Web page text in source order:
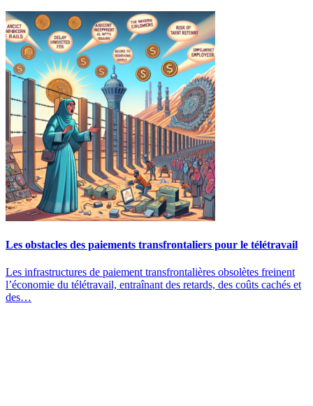
Les obstacles des paiements transfrontaliers pour le télétravail
Les infrastructures de paiement transfrontalières obsolètes freinent
l’économie du télétravail, entraînant des retards, des coûts cachés et
des…